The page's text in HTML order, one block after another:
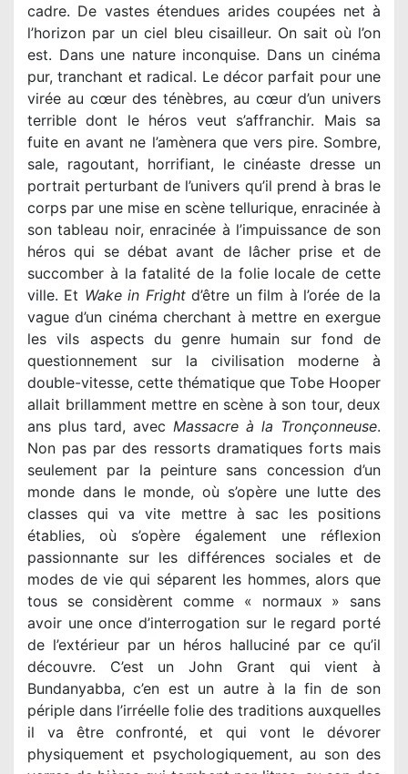
cadre. De vastes étendues arides coupées net à
l’horizon par un ciel bleu cisailleur. On sait où l’on
est. Dans une nature inconquise. Dans un cinéma
pur, tranchant et radical. Le décor parfait pour une
virée au cœur des ténèbres, au cœur d’un univers
terrible dont le héros veut s’affranchir. Mais sa
fuite en avant ne l’amènera que vers pire. Sombre,
sale, ragoutant, horrifiant, le cinéaste dresse un
portrait perturbant de l’univers qu’il prend à bras le
corps par une mise en scène tellurique, enracinée à
son tableau noir, enracinée à l’impuissance de son
héros qui se débat avant de lâcher prise et de
succomber à la fatalité de la folie locale de cette
ville. Et Wake in Frightd’être un film à l’orée de la
vague d’un cinéma cherchant à mettre en exergue
les vils aspects du genre humain sur fond de
questionnement sur la civilisation moderne à
double-vitesse, cette thématique que Tobe Hooper
allait brillamment mettre en scène à son tour, deux
ans plus tard, avec Massacre à la Tronçonneuse.
Non pas par des ressorts dramatiques forts mais
seulement par la peinture sans concession d’un
monde dans le monde, où s’opère une lutte des
classes qui va vite mettre à sac les positions
établies, où s’opère également une réflexion
passionnante sur les différences sociales et de
modes de vie qui séparent les hommes, alors que
tous se considèrent comme « normaux » sans
avoir une once d’interrogation sur le regard porté
de l’extérieur par un héros halluciné par ce qu’il
découvre. C’est un John Grant qui vient à
Bundanyabba, c’en est un autre à la fin de son
périple dans l’irréelle folie des traditions auxquelles
il va être confronté, et qui vont le dévorer
physiquement et psychologiquement, au son des